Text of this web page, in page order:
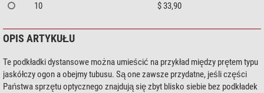
10
$ 33,90
OPIS ARTYKUŁU
Te podkładki dystansowe można umieścić na przykład między prętem typu
jaskółczy ogon a obejmy tubusu. Są one zawsze przydatne, jeśli części
Państwa sprzętu optycznego znajdują się zbyt blisko siebie bez podkładek